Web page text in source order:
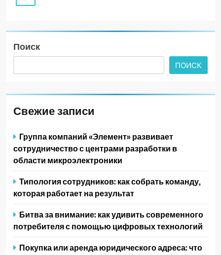
Поиск
ПОИСК
Свежие записи
Группа компаний «Элемент» развивает
сотрудничество с центрами разработки в
области микроэлектроники
Типология сотрудников: как собрать команду,
которая работает на результат
Битва за внимание: как удивить современного
потребителя с помощью цифровых технологий
Покупка или аренда юридического адреса: что